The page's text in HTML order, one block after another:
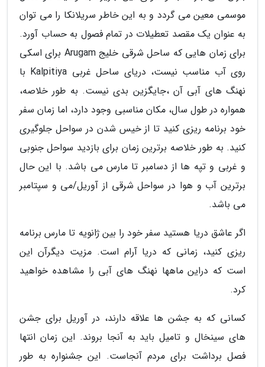
موسمی معین می گردد و به این خاطر سریلانکا را می توان
به عنوان یک مقصد تعطیلات در تمام فصول به حساب آورد.
برای زمان هایی که ساحل شرقی خلیج Arugam برای اسکی
روی آب مناسب نیست، دریای ساحل غربی Kalpitiya با
نهنگ های آبی آن ،جایگزین بدی نیست. به طور خلاصه،
همواره در طول سال، مکان مناسبی وجود دارد، اما زمان سفر
خود برنامه ریزی کنید تا از خیس شدن در سواحل جلوگیری
کنید. به طور خلاصه برترین زمان برای بازدید سواحل جنوبی
و غربی و تپه ها از دسامبر تا مارس می باشد. با این حال
برترین آب و هوا در سواحل شرقی از آوریل/می و سپتامبر
می باشد.
اگر عاشق دریا هستید سفر خود را بین ژانویه تا مارس برنامه
ریزی کنید، زمانی که دریا آرام است. مزیت دیگرآن این
است که دراین ماهها نهنگ های آبی را مشاهده خواهید
کرد.
کسانی که به جشن ها علاقه دارند، در آوریل برای جشن
های سینخال و تامیل باید به آنجا بروند. این زمان انتها
فصل برداشت برای مردم آنجاست. این جشنواره به طور